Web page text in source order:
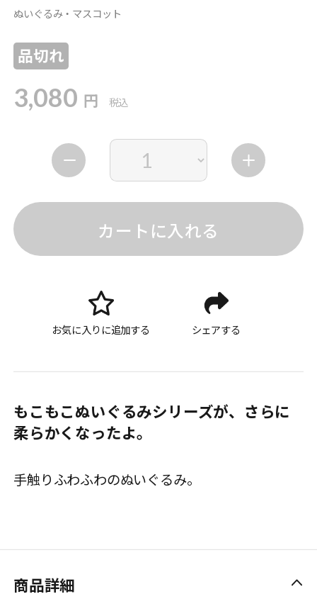
ぬいぐるみ・マスコット
品切れ
3,080 円 税込
カートに入れる
お気に入りに追加する シェアする
もこもこぬいぐるみシリーズが、さらに
柔らかくなったよ。
手触りふわふわのぬいぐるみ。
商品詳細